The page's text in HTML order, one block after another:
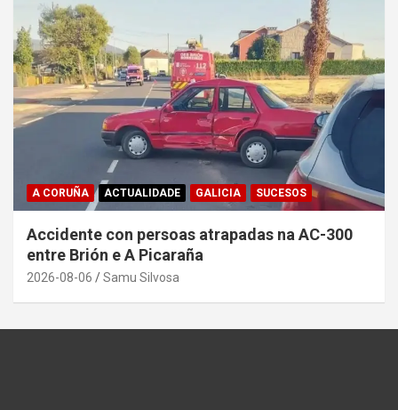
A CORUÑA ACTUALIDADE GALICIA SUCESOS
Accidente con persoas atrapadas na AC-300
entre Brión e A Picaraña
2026-08-06 Samu Silvosa